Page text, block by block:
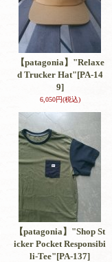
【patagonia】"Relaxe
d Trucker Hat"[PA-14
9]
6,050円(税込)
【patagonia】"Shop St
icker Pocket Responsibi
li-Tee"[PA-137]